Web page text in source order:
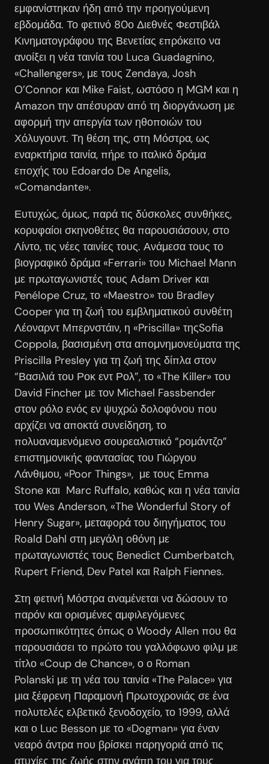
εμφανίστηκαν ήδη από την προηγούμενη
εβδομάδα. Το φετινό 80ο Διεθνές Φεστιβάλ
Κινηματογράφου της Βενετίας επρόκειτο να
ανοίξει η νέα ταινία του Luca Guadagnino,
«Challengers», με τους Zendaya, Josh
O’Connor και Mike Faist, ωστόσο η MGM και η
Amazon την απέσυραν από τη διοργάνωση με
αφορμή την απεργία των ηθοποιών του
Χόλυγουντ. Τη θέση της, στη Μόστρα, ως
εναρκτήρια ταινία, πήρε το ιταλικό δράμα
εποχής του Edoardo De Angelis,
«Comandante».
Ευτυχώς, όμως, παρά τις δύσκολες συνθήκες,
κορυφαίοι σκηνοθέτες θα παρουσιάσουν, στο
Λίντο, τις νέες ταινίες τους. Ανάμεσα τους το
βιογραφικό δράμα «Ferrari» του Michael Mann
με πρωταγωνιστές τους Adam Driver και
Penélope Cruz, το «Maestro» του Bradley
Cooper για τη ζωή του εμβληματικού συνθέτη
Λέοναρντ Μπερνστάιν, η «Priscilla» τηςSofia
Coppola, βασισμένη στα απομνημονεύματα της
Priscilla Presley για τη ζωή της δίπλα στον
“Βασιλιά του Ροκ εντ Ρολ”, το «The Killer» του
David Fincher με τον Michael Fassbender
στον ρόλο ενός εν ψυχρώ δολοφόνου που
αρχίζει να αποκτά συνείδηση, το
πολυαναμενόμενο σουρεαλιστικό “ρομάντζο”
επιστημονικής φαντασίας του Γιώργου
Λάνθιμου, «Poor Things», με τους Emma
Stone και Marc Ruffalo, καθώς και η νέα ταινία
του Wes Anderson, «The Wonderful Story of
Henry Sugar», μεταφορά του διηγήματος του
Roald Dahl στη μεγάλη οθόνη με
πρωταγωνιστές τους Benedict Cumberbatch,
Rupert Friend, Dev Patel και Ralph Fiennes.
Στη φετινή Μόστρα αναμένεται να δώσουν το
παρόν και ορισμένες αμφιλεγόμενες
προσωπικότητες όπως ο Woody Allen που θα
παρουσιάσει το πρώτο του γαλλόφωνο φιλμ με
τίτλο «Coup de Chance», ο ο Roman
Polanski με τη νέα του ταινία «The Palace» για
μια ξέφρενη Παραμονή Πρωτοχρονιάς σε ένα
πολυτελές ελβετικό ξενοδοχείο, το 1999, αλλά
και ο Luc Besson με το «Dogman» για έναν
νεαρό άντρα που βρίσκει παρηγοριά από τις
ατυχίες της ζωής στην αγάπη του για τους